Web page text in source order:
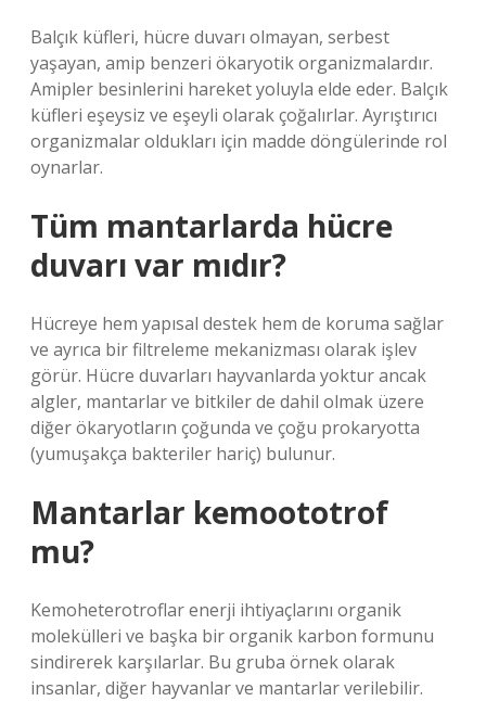
Balçık küfleri, hücre duvarı olmayan, serbest
yaşayan, amip benzeri ökaryotik organizmalardır.
Amipler besinlerini hareket yoluyla elde eder. Balçık
küfleri eşeysiz ve eşeyli olarak çoğalırlar. Ayrıştırıcı
organizmalar oldukları için madde döngülerinde rol
oynarlar.
Tüm mantarlarda hücre
duvarı var mıdır?
Hücreye hem yapısal destek hem de koruma sağlar
ve ayrıca bir filtreleme mekanizması olarak işlev
görür. Hücre duvarları hayvanlarda yoktur ancak
algler, mantarlar ve bitkiler de dahil olmak üzere
diğer ökaryotların çoğunda ve çoğu prokaryotta
(yumuşakça bakteriler hariç) bulunur.
Mantarlar kemoototrof
mu?
Kemoheterotroflar enerji ihtiyaçlarını organik
molekülleri ve başka bir organik karbon formunu
sindirerek karşılarlar. Bu gruba örnek olarak
insanlar, diğer hayvanlar ve mantarlar verilebilir.